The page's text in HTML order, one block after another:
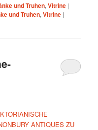
und Truhen,Vitrine |
und Truhen,Vitrine |
ANTIQUES ZU